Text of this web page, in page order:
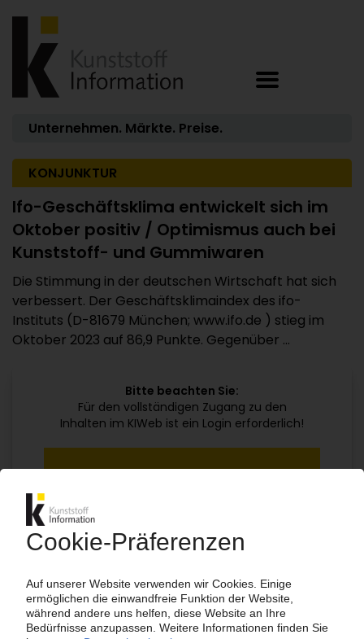
Unternehmen. Märkte. Preise.
KONJUNKTUR
Ifo-Geschäftsklima entwickelt sich im
Oktober positiv / Optimismus auch bei
Kunststoff- und Gummiwaren
Die Stimmung in der deutschen Wirtschaft hat sich
verbessert. Der Geschäftsklimaindex des ifo-
Instituts (D-81679 München; www.ifo.de ) stieg im
Oktober 2023 auf 86,9 Punkte. Gegenüber ...
Bitte beachten Sie:
Für den vollständigen Zugang zu den
Inhalten im KIWeb ist ein Login erforderlich!
Ihr KI Zugang
ab99€/Monat